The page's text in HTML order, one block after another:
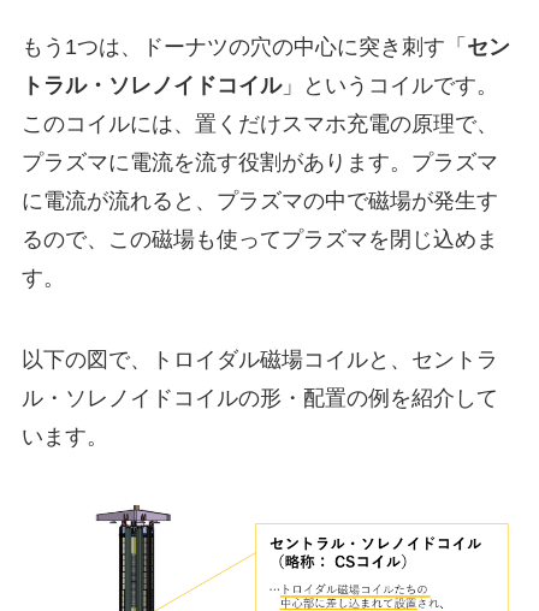
もう1つは、ドーナツの穴の中心に突き刺す「 セン
トラル・ソレノイドコイル」というコイルです。
このコイルには、置くだけスマホ充電の原理で、
プラズマに電流を流す役割があります。プラズマ
に電流が流れると、プラズマの中で磁場が発生す
るので、この磁場も使ってプラズマを閉じ込めま
す。
以下の図で、トロイダル磁場コイルと、セントラ
ル・ソレノイドコイルの形・配置の例を紹介して
います。